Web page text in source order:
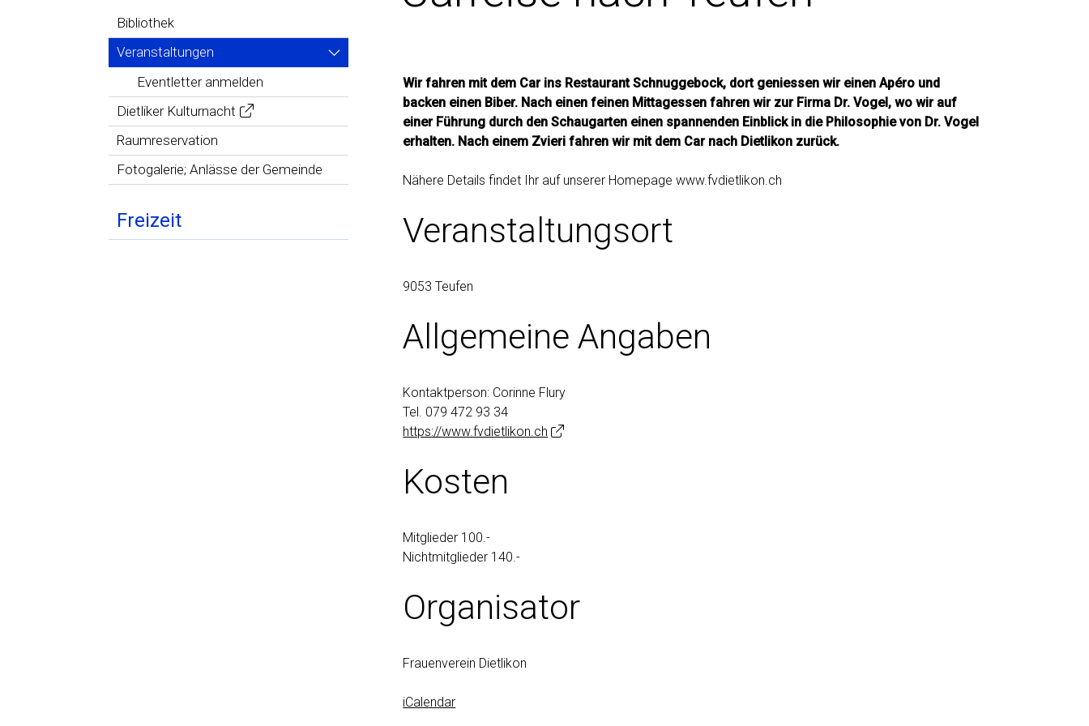
Bibliothek
Veranstaltungen
Eventletter anmelden
Dietliker Kulturnacht
Raumreservation
Fotogalerie; Anlässe der Gemeinde
Freizeit
Wir fahren mit dem Car ins Restaurant Schnuggebock, dort geniessen wir einen Apéro und
backen einen Biber. Nach einen feinen Mittagessen fahren wir zur Firma Dr. Vogel, wo wir auf
einer Führung durch den Schaugarten einen spannenden Einblick in die Philosophie von Dr. Vogel
erhalten. Nach einem Zvieri fahren wir mit dem Car nach Dietlikon zurück.
Nähere Details findet Ihr auf unserer Homepage www.fvdietlikon.ch
Veranstaltungsort
9053 Teufen
Allgemeine Angaben
Kontaktperson: Corinne Flury
Tel. 079 472 93 34
https://www.fvdietlikon.ch
Kosten
Mitglieder 100.-
Nichtmitglieder 140.-
Organisator
Frauenverein Dietlikon
iCalendar